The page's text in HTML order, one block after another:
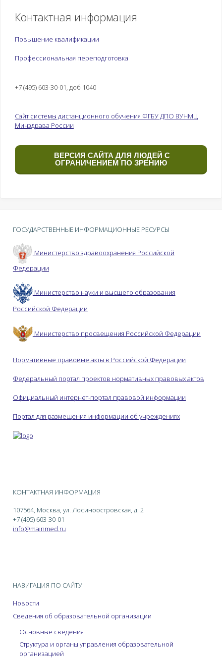
Контактная информация
Повышение квалификации
Профессиональная переподготовка
+7 (495) 603-30-01, доб 1040
Сайт системы дистанционного обучения ФГБУ ДПО ВУНМЦ
Минздрава России
ВЕРСИЯ САЙТА ДЛЯ ЛЮДЕЙ С
ОГРАНИЧЕНИЕМ ПО ЗРЕНИЮ
ГОСУДАРСТВЕННЫЕ ИНФОРМАЦИОННЫЕ РЕСУРСЫ
Министерство здравоохранения Российской
Федерации
Министерство науки и высшего образования
Российской Федерации
Министерство просвещения Российской Федерации
Нормативные правовые акты в Российской Федерации
Федеральный портал проектов нормативных правовых актов
Официальный интернет-портал правовой информации
Портал для размещения информации об учреждениях
КОНТАКТНАЯ ИНФОРМАЦИЯ
107564, Москва, ул. Лосиноостровская, д. 2
+7 (495) 603-30-01
info@mainmed.ru
НАВИГАЦИЯ ПО САЙТУ
Новости
Сведения об образовательной организации
Основные сведения
Структура и органы управления образовательной
организацией